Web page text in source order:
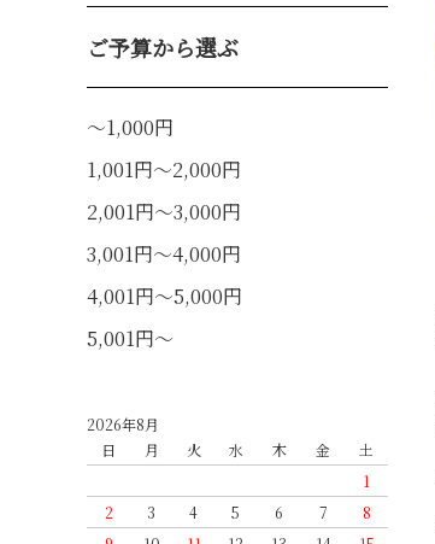
ご予算から選ぶ
～1,000円
1,001円～2,000円
2,001円～3,000円
3,001円～4,000円
4,001円～5,000円
5,001円～
2026年8月
日
月 火 水 木 金
土
1
2
3 4 5 6 7
8